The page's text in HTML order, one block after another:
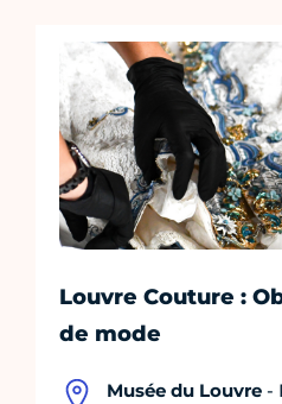
Louvre Couture :
de mode
Musée du Louvre -